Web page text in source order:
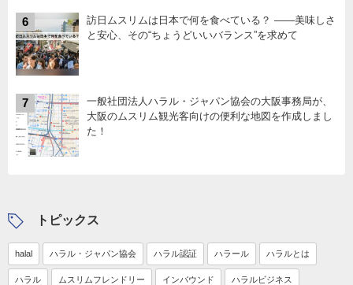
6
訪日ムスリムは日本で何を食べている？ ――美味しさ
と安心、その“ちょうどいいバランス”を求めて
7
一般社団法人ハラル・ジャパン協会の大阪事務局が、
大阪のムスリム観光客向けの便利な地図を作成しまし
た！
トピックス
halal ハラル・ジャパン協会 ハラル認証 ハラール ハラルとは
ハラル ムスリムフレンドリー インバウンド ハラルビジネス